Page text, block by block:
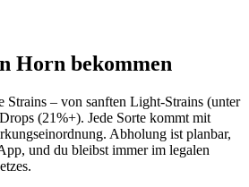
Horn bekommen
Strains – von sanften Light-Strains (unter
(21%+). Jede Sorte kommt mit
Abholung ist planbar,
und du bleibst immer im legalen